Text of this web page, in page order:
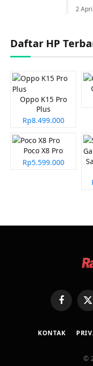
2
Daftar HP
Oppo K15 Pro
Plus
Rp8.499.000
Poco X8 Pro
Rp5.599.000
FacebookX
KONTAK
©